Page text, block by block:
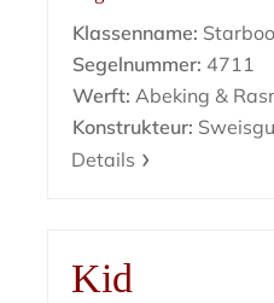
Klassenname:
Segelnummer: 4711
Werft: Abeking &
Konstrukteur:
Details
Kid